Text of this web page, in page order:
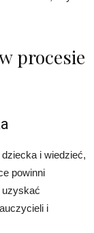
procesie
i wiedzieć,
powinni
uzyskać
i